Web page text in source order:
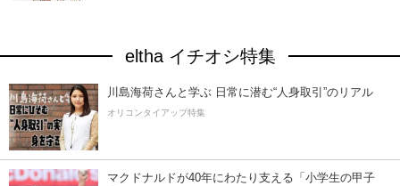
eltha イチオシ特集
川島海荷さんと学ぶ 日常に潜む“人身取引”のリアル
オリコンタイアップ特集
マクドナルドが40年にわたり支える「小学生の甲子